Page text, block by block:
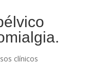
clínicos